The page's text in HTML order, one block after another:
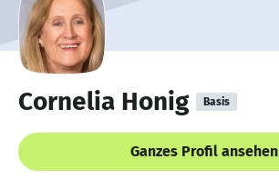
Cornelia Honig Basis
Ganzes Profil ansehen